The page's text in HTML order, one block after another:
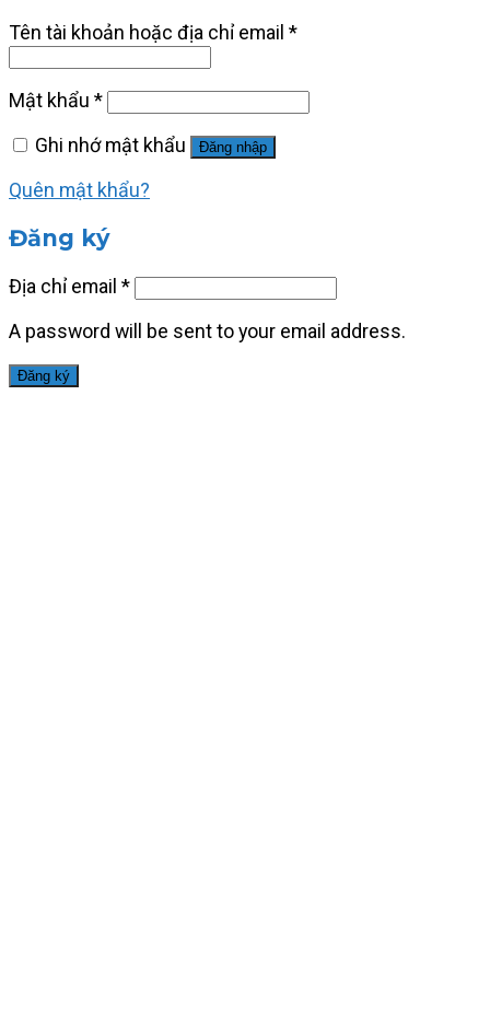
Tên tài khoản hoặc địa chỉ email *
Mật khẩu *
Ghi nhớ mật khẩu
Đăng nhập
Quên mật khẩu?
Đăng ký
Địa chỉ email *
A password will be sent to your email address.
Đăng ký